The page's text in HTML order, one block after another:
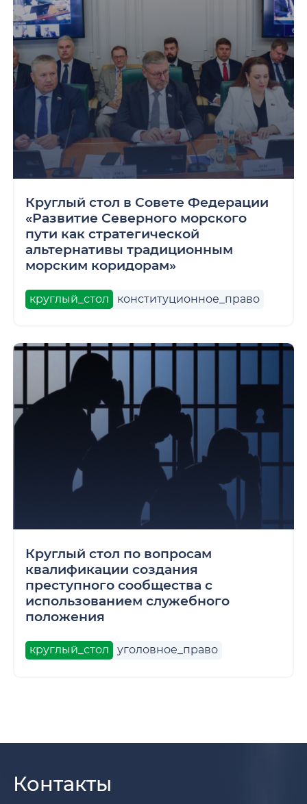
Круглый стол в Совете Федерации
«Развитие Северного морского
пути как стратегической
альтернативы традиционным
морским коридорам»
круглый_стол конституционное_право
Круглый стол по вопросам
квалификации создания
преступного сообщества с
использованием служебного
положения
круглый_стол уголовное_право
Контакты